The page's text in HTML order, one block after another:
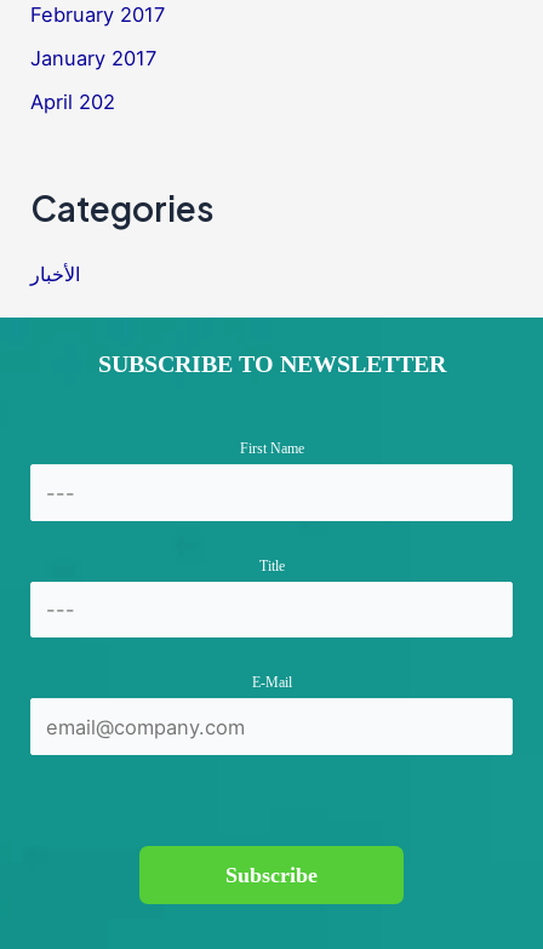
February 2017
January 2017
April 202
Categories
الأخبار
SUBSCRIBE TO NEWSLETTER
First Name
Title
E-Mail
Subscribe